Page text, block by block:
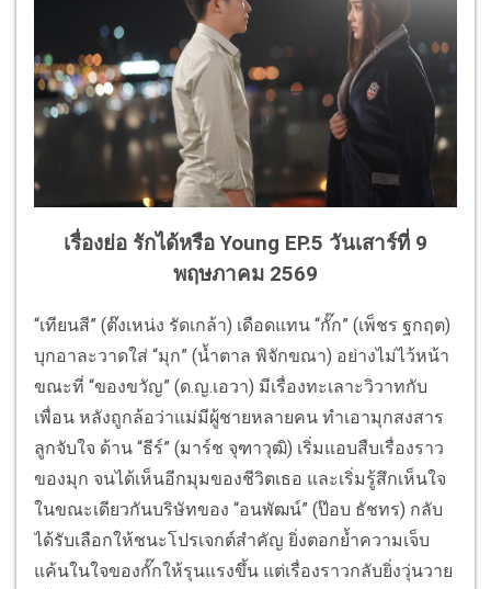
เรื่องย่อ รักได้หรือ Young EP.5 วันเสาร์ที่ 9
พฤษภาคม 2569
“เทียนสี” (ต๊งเหน่ง รัดเกล้า) เดือดแทน “กั๊ก” (เพ็ชร ฐกฤต)
บุกอาละวาดใส่ “มุก” (น้ำตาล พิจักขณา) อย่างไม่ไว้หน้า
ขณะที่ “ของขวัญ” (ด.ญ.เอวา) มีเรื่องทะเลาะวิวาทกับ
เพื่อน หลังถูกล้อว่าแม่มีผู้ชายหลายคน ทำเอามุกสงสาร
ลูกจับใจ ด้าน “ธีร์” (มาร์ช จุฑาวุฒิ) เริ่มแอบสืบเรื่องราว
ของมุก จนได้เห็นอีกมุมของชีวิตเธอ และเริ่มรู้สึกเห็นใจ
ในขณะเดียวกันบริษัทของ “อนพัฒน์” (ป๊อบ ธัชทร) กลับ
ได้รับเลือกให้ชนะโปรเจกต์สำคัญ ยิ่งตอกย้ำความเจ็บ
แค้นในใจของกั๊กให้รุนแรงขึ้น แต่เรื่องราวกลับยิ่งวุ่นวาย